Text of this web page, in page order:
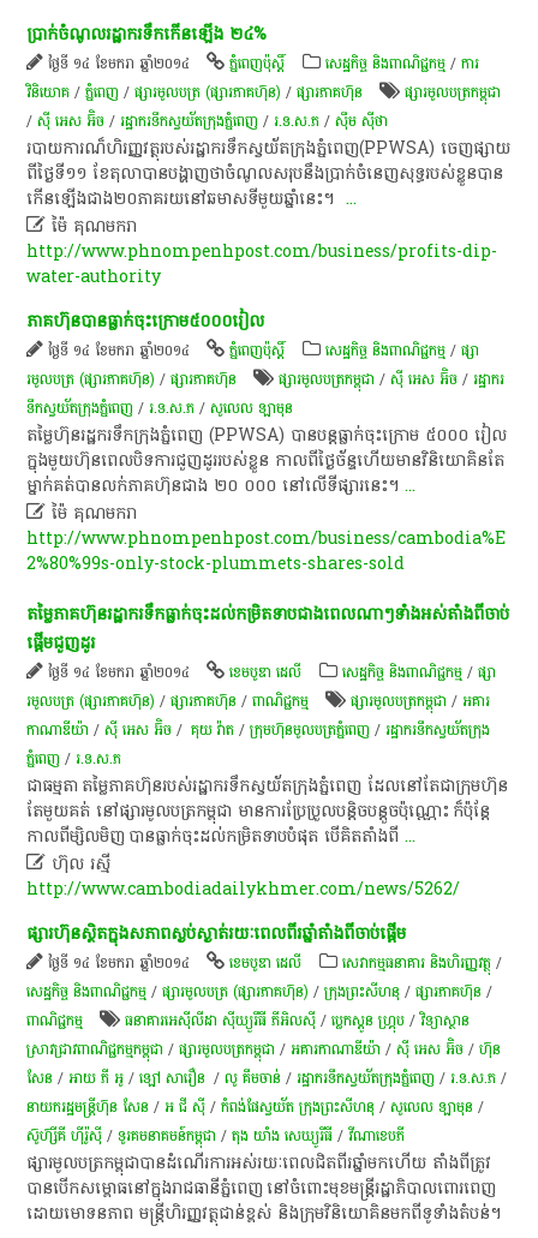
ប្រាក់​ចំណូល​រដ្ឋាករទឹក​កើនឡើង​ ២៤%
ថ្ងៃទី ១៤ ខែមករា ឆ្នាំ២០១៤ ភ្នំពេញប៉ុស្តិ៍ សេដ្ឋកិច្ច និងពាណិជ្ជកម្ម /ការ
វិនិយោគ /ភ្នំពេញ /ផ្សារមូលបត្រ (ផ្សារភាគហ៊ុន) /ផ្សារភាគហ៊ុន
ផ្សារមូលបត្រកម្ពុជា
/ស៊ី អេស​ អ៊ិច /រដ្ឋា​ករទឹកស្វយ័តក្រុងភ្នំពេញ /រ.ទ.ស.ភ /ស៊ឹម ស៊ីថា
​របាយ​ការ​ណ៏​ហិរញ្ញវត្ថុ​របស់​រដ្ឋាករទឹក​ស្វយ័ត​ក្រុងភ្នំពេញ​(PPWSA)​ ចេញផ្សាយ​
ពី​ថ្ងៃ​ទី​១១​ ខែតុលា​បាន​បង្ហាញ​ថា​ចំណូល​សរុប​នឹង​ប្រាក់​ចំនេញ​សុទ្ធ​របស់​ខ្លួន​បាន​
កើនឡើង​ជាង​២០​ភាគរយ​នៅ​ឆមាស​ទី​មួយ​ឆ្នាំ​នេះ​។​ ​...
 ម៉ៃ គុណមករា
http://www.phnompenhpost.com/business/profits-dip-
water-authority
ភាគហ៊ុន​បាន​ធ្លាក់​ចុះ​ក្រោម​៥០០០​រៀល​
ថ្ងៃទី ១៤ ខែមករា ឆ្នាំ២០១៤ ភ្នំពេញប៉ុស្តិ៍ សេដ្ឋកិច្ច និងពាណិជ្ជកម្ម /ផ្សា
រមូលបត្រ (ផ្សារភាគហ៊ុន) /ផ្សារភាគហ៊ុន ផ្សារមូលបត្រកម្ពុជា /ស៊ី អេស​ អ៊ិច /រដ្ឋា​ករ
ទឹកស្វយ័តក្រុងភ្នំពេញ /រ.ទ.ស.ភ /​សូលេល​ ឡាមុន​
តម្លៃ​ហ៊ុន​រដ្ឋ​ករ​ទឹក​ក្រុងភ្នំពេញ​ (PPWSA)​ បាន​បន្ត​ធ្លាក់​ចុះ​ក្រោម​ ៥០០០​ រៀល​
ក្នុង​មួយ​ហ៊ុន​ពេល​បិទ​ការ​ជួញដូរ​របស់​ខ្លួន​ កាលពី​ថ្ងៃ​ច័ន្ទ​ហើយ​មាន​វិនិយោគិន​តែ​
ម្នាក់​គត់​បាន​លក់​ភាគហ៊ុន​ជាង​ ២០​ ០០០​ នៅ​លើ​ទីផ្សារ​នេះ​។​...
 ម៉ៃ គុណមករា
http://www.phnompenhpost.com/business/cambodia%E
2%80%99s-only-stock-plummets-shares-sold
តម្លៃ​ភាគហ៊ុន​រដ្ឋាករ​ទឹកធ្លាក់​ចុះ​ដល់​កម្រិត​ទាប​ជាង​ពេល​ណាៗ​ទាំងអស់​តាំងពី​ចាប់
ផ្តើម​ជួញដូរ​
ថ្ងៃទី ១៤ ខែមករា ឆ្នាំ២០១៤ ខេមបូឌា ដេលី សេដ្ឋកិច្ច និងពាណិជ្ជកម្ម /ផ្សា
រមូលបត្រ (ផ្សារភាគហ៊ុន) /ផ្សារភាគហ៊ុន /ពាណិជ្ជកម្ម ផ្សារមូលបត្រកម្ពុជា /អគារ
កាណាឌីយ៉ា /ស៊ី អេស​ អ៊ិច / គុយ វ៉ាត /ក្រុម​ហ៊ុន​មូល​បត្រ​ភ្នំ​ពេញ​ /រដ្ឋា​ករទឹកស្វយ័តក្រុង
ភ្នំពេញ /រ.ទ.ស.ភ
​ជា​ធម្មតា​ ​តម្លៃ​ភាគហ៊ុន​របស់​រដ្ឋាករទឹក​ស្វយ័ត​ក្រុងភ្នំពេញ​ ដែល​នៅ​តែ​ជា​ក្រុមហ៊ុន​
តែ​មួយ​គត់​ នៅ​ផ្សា​រមូល​ប​ត្រ​កម្ពុជា​ មានការ​ប្រែប្រួល​បន្តិចបន្តួច​ប៉ុណ្ណោះ​ ​ក៏​ប៉ុន្តែ​ ​
កាលពី​ម្សិលមិញ​ ​បាន​ធ្លាក់​ចុះ​ដល់​កម្រិត​ទាប​បំផុត​ បើ​គិត​តាំងពី...
 ហ៊ុល រស្មី
http://www.cambodiadailykhmer.com/news/5262/
ផ្សារ​ហ៊ុន​ស្ថិត​ក្នុង​សភាព​ស្ងប់ស្ងាត់​រយៈពេល​ពីរ​ឆ្នាំ​តាំងពី​ចាប់ផ្តើម​
ថ្ងៃទី ១៤ ខែមករា ឆ្នាំ២០១៤ ខេមបូឌា ដេលី សេវាកម្មធនាគារ និងហិរញ្ញវត្ថុ /
សេដ្ឋកិច្ច និងពាណិជ្ជកម្ម /ផ្សារមូលបត្រ (ផ្សារភាគហ៊ុន) /ក្រុងព្រះសីហនុ /ផ្សារភាគហ៊ុន /
ពាណិជ្ជកម្ម
ធនាគារអេស៊ីលីដា ស៊ីឃ្យួរឹធី ភីអិលស៊ី/ប្លេកស្តូន ហ្គ្រុប /វិទ្យាស្ថាន
ស្រាវជ្រាវពាណិជ្ជកម្មកម្ពុជា /ផ្សារមូលបត្រកម្ពុជា /អគារកាណាឌីយ៉ា /ស៊ី អេស​ អ៊ិច /ហ៊ុន
សែន /អាយ ភី អូ /ឡៅ សារឿន /លូ គឹមចាន់ /រដ្ឋា​ករទឹកស្វយ័តក្រុងភ្នំពេញ /រ.ទ.ស.ភ /
នាយករដ្ឋមន្ត្រីហ៊ុន សែន /អ ជី ស៊ី /កំពង់ផែស្វយ័ត ក្រុងព្រះសីហនុ /​សូលេល​ ឡាមុន​ /
ស៊ូហ៊្សីគី ហ៊ីរ៉ូស៊ី /​ទូរគមនាគមន៍​កម្ពុជា​ /តុង យាំង សេឃ្យូរីធី /វីណាខេបភី
​ផ្សា​រមូល​ប​ត្រ​កម្ពុជា​បាន​ដំណើរការ​អស់​រយៈពេល​ជិត​ពីរ​ឆ្នាំ​មក​ហើយ​ តាំងពី​ត្រូវ​
បាន​បើក​សម្ពោធ​នៅ​ក្នុង​រាជធានី​ភ្នំពេញ​ ​នៅ​ចំពោះ​មុខមន្ត្រី​រដ្ឋាភិបាល​ពោរពេញ​
ដោយ​មោទនភាព​ មន្ត្រី​ហិរញ្ញវត្ថុ​ជាន់ខ្ពស់​ និង​ក្រុម​វិនិយោគិន​មក​ពី​ទូ​ទាំង​តំបន់​។​